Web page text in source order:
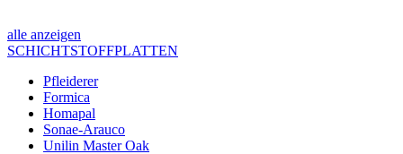
alle anzeigen
SCHICHTSTOFFPLATTEN
Pfleiderer
Formica
Homapal
Sonae-Arauco
Unilin Master Oak